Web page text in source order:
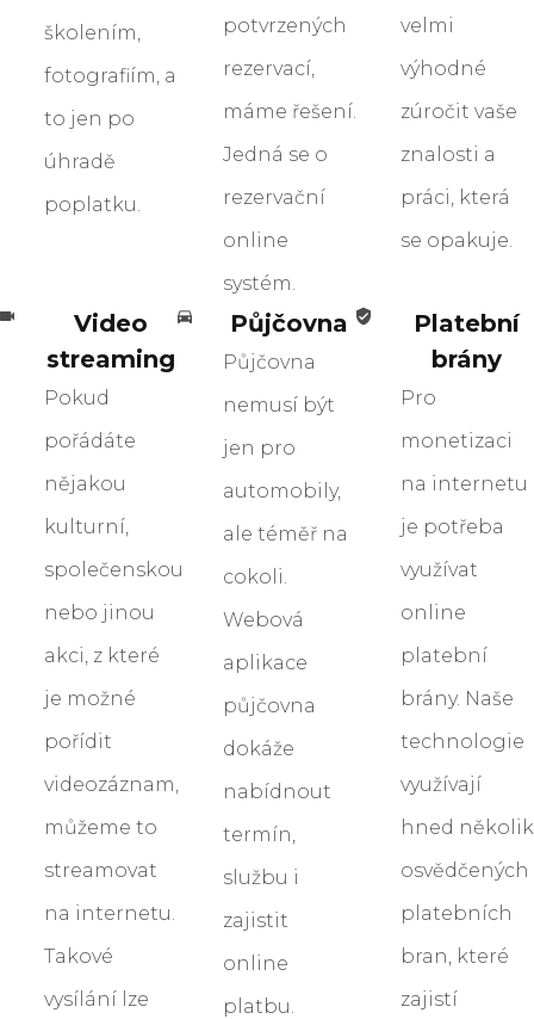
školením,
fotografiím, a
to jen po
úhradě
poplatku.
potvrzených
rezervací,
máme řešení.
Jedná se o
rezervační
online
systém.
velmi
výhodné
zúročit vaše
znalosti a
práci, která
se opakuje.
Video
streaming
Pokud
pořádáte
nějakou
kulturní,
společenskou
nebo jinou
akci, z které
je možné
pořídit
videozáznam,
můžeme to
streamovat
na internetu.
Takové
vysílání lze
Půjčovna
Půjčovna
nemusí být
jen pro
automobily,
ale téměř na
cokoli.
Webová
aplikace
půjčovna
dokáže
nabídnout
termín,
službu i
zajistit
online
platbu.
Platební
brány
Pro
monetizaci
na internetu
je potřeba
využívat
online
platební
brány. Naše
technologie
využívají
hned několik
osvědčených
platebních
bran, které
zajistí